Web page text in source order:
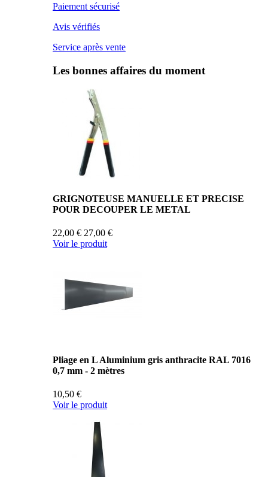
Paiement sécurisé
Avis vérifiés
Service après vente
Les bonnes affaires du moment
GRIGNOTEUSE MANUELLE ET PRECISE
POUR DECOUPER LE METAL
22,00 € 27,00 €
Voir le produit
Pliage en L Aluminium gris anthracite RAL 7016
0,7 mm - 2 mètres
10,50 €
Voir le produit